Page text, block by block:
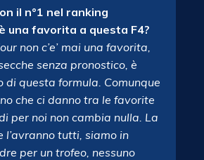
il n°1 nel ranking
una favorita a questa F4?
non c’e’ mai una favorita,
senza pronostico, è
di questa formula. Comunque
che ci danno tra le favorite
per noi non cambia nulla. La
l’avranno tutti, siamo in
per un trofeo, nessuno